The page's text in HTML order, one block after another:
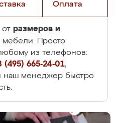
Оплата
от размеров и
мебели. Просто
из телефонов:
(495) 665-24-01,
наш менеджер быстро